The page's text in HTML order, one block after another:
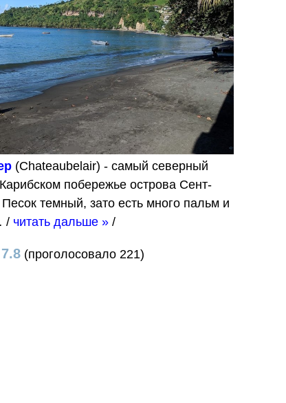
(Chateaubelair) - самый северный
побережье острова Сент-
Песок темный, зато есть много пальм и
/ читать дальше » /
7.8 (проголосовало 221)